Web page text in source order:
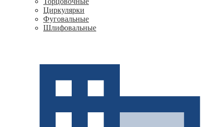
Циркулярки
Фуговальные
Шлифовальные